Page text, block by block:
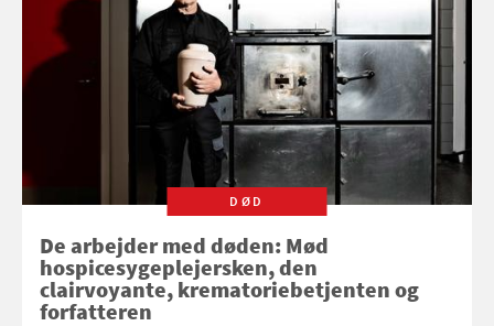
DØD
De arbejder med døden: Mød
hospicesygeplejersken, den
clairvoyante, krematoriebetjenten og
forfatteren